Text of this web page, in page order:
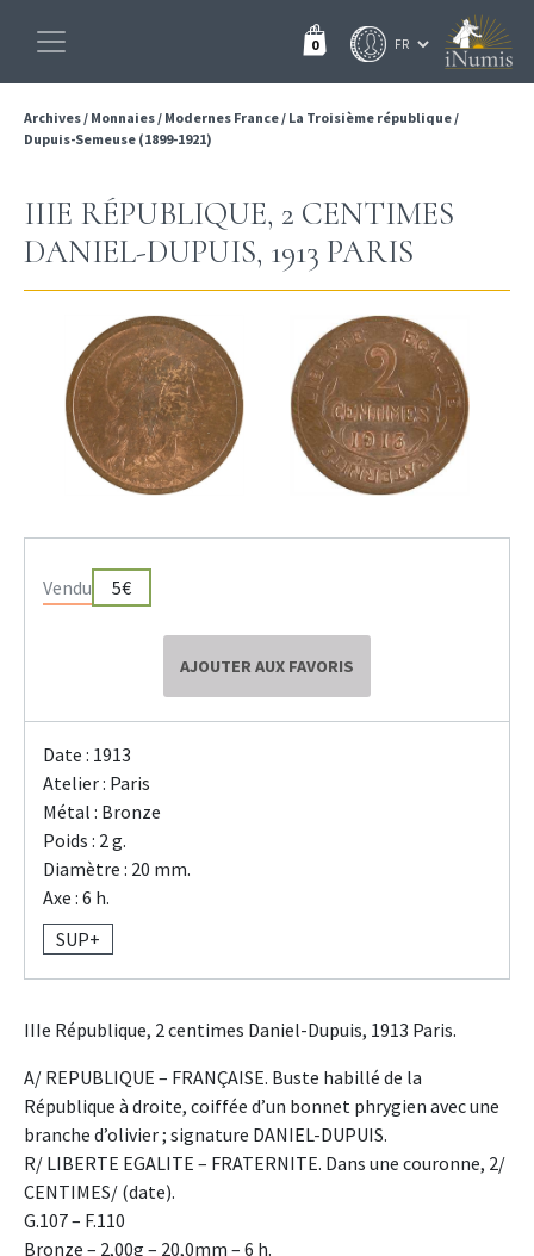
0
Archives/ Monnaies/ Modernes France/ La Troisième république/
Dupuis-Semeuse (1899-1921)
IIIE RÉPUBLIQUE, 2 CENTIMES
DANIEL-DUPUIS, 1913 PARIS
Vendu 5€
AJOUTER AUX FAVORIS
Date : 1913
Atelier : Paris
Métal : Bronze
Poids : 2 g.
Diamètre : 20 mm.
Axe : 6 h.
SUP+
IIIe République, 2 centimes Daniel-Dupuis, 1913 Paris.
A/ REPUBLIQUE – FRANÇAISE. Buste habillé de la
République à droite, coiffée d’un bonnet phrygien avec une
branche d’olivier ; signature DANIEL-DUPUIS.
R/ LIBERTE EGALITE – FRATERNITE. Dans une couronne, 2/
CENTIMES/ (date).
G.107 – F.110
Bronze – 2,00g – 20,0mm – 6 h.